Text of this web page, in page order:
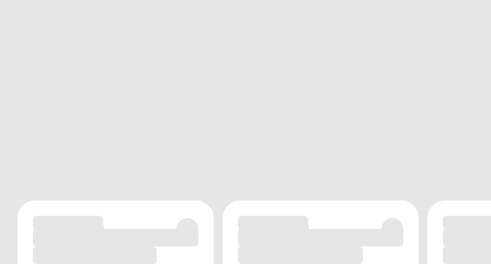
Zíper
Estampa
Logo